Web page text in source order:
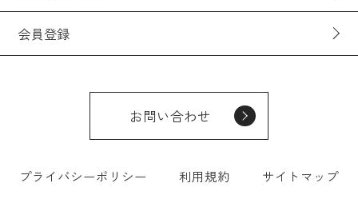
会員登録
お問い合わせ
プライバシーポリシー 利用規約 サイトマップ